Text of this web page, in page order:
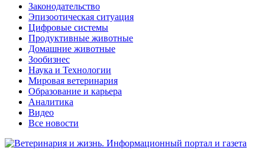
Законодательство
Эпизоотическая ситуация
Цифровые системы
Продуктивные животные
Домашние животные
Зообизнес
Наука и Технологии
Мировая ветеринария
Образование и карьера
Аналитика
Видео
Все новости